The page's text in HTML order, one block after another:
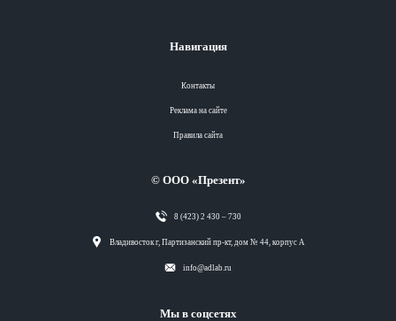
Навигация
Контакты
Реклама на сайте
Правила сайта
© ООО «Презент»
8 (423) 2 430 – 730
Владивосток г, Партизанский пр-кт, дом № 44, корпус А
info@adlab.ru
Мы в соцсетях